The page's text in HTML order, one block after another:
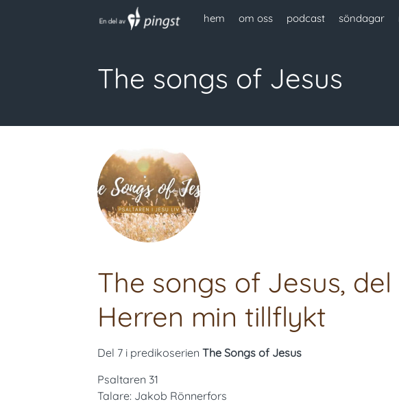
hem om oss podcast söndagar
The songs of Jesus
The songs of Jesus, del
Herren min tillflykt
Del 7 i predikoserien The Songs of Jesus
Psaltaren 31
Talare: Jakob Rönnerfors